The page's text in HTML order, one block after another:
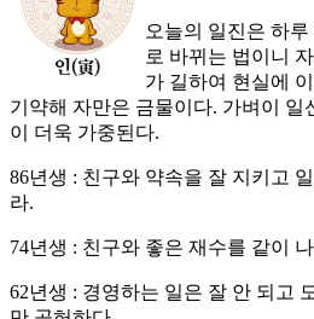
오늘의 일진은 하
로 바뀌는 법이니
가 길하여 현실에
기약해 자만은 금물이다. 가벼이 일
이 더욱 가중된다.
86년생 : 친구와 약속을 잘 지키고
라.
74년생 : 친구와 좋은 재수를 같이
62년생 : 경영하는 일은 잘 안 되고